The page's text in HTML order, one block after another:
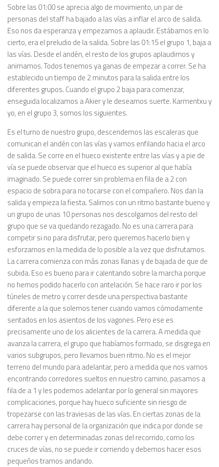
Sobre las 01:00 se aprecia algo de movimiento, un par de
personas del staff ha bajado a las vías a inflar el arco de salida.
Eso nos da esperanza y empezamos a aplaudir. Estábamos en lo
cierto, era el preludio de la salida. Sobre las 01:15 el grupo 1, baja a
las vías. Desde el andén, el resto de los grupos aplaudimos y
animamos. Todos tenemos ya ganas de empezar a correr. Se ha
establecido un tiempo de 2 minutos para la salida entre los
diferentes grupos. Cuando el grupo 2 baja para comenzar,
enseguida localizamos a Akier y le deseamos suerte. Karmentxu y
yo, en el grupo 3, somos los siguientes.
Es el turno de nuestro grupo, descendemos las escaleras que
comunican el andén con las vías y vamos enfilando hacia el arco
de salida. Se corre en el hueco existente entre las vías y a pie de
vía se puede observar que el hueco es superior al que había
imaginado. Se puede correr sin problema en fila de a 2 con
espacio de sobra para no tocarse con el compañero. Nos dan la
salida y empieza la fiesta. Salimos con un ritmo bastante bueno y
un grupo de unas 10 personas nos descolgamos del resto del
grupo que se va quedando rezagado. No es una carrera para
competir si no para disfrutar, pero queremos hacerlo bien y
esforzarnos en la medida de lo posible a la vez que disfrutamos.
La carrera comienza con más zonas llanas y de bajada de que de
subida. Eso es bueno para ir calentando sobre la marcha porque
no hemos podido hacerlo con antelación. Se hace raro ir por los
túneles de metro y correr desde una perspectiva bastante
diferente a la que solemos tener cuando vamos cómodamente
sentados en los asientos de los vagones. Pero ese es
precisamente uno de los alicientes de la carrera. A medida que
avanza la carrera, el grupo que habíamos formado, se disgrega en
varios subgrupos, pero llevamos buen ritmo. No es el mejor
terreno del mundo para adelantar, pero a medida que nos vamos
encontrando corredores sueltos en nuestro camino, pasamos a
fila de a 1 y les podemos adelantar por lo general sin mayores
complicaciones, porque hay hueco suficiente sin riesgo de
tropezarse con las traviesas de las vías. En ciertas zonas de la
carrera hay personal de la organización que indica por donde se
debe correr y en determinadas zonas del recorrido, como los
cruces de vías, no se puede ir corriendo y debemos hacer esos
pequeños tramos andando.